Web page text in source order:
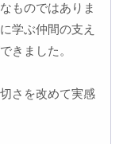
ものではありま
学ぶ仲間の支え
きました。
さを改めて実感